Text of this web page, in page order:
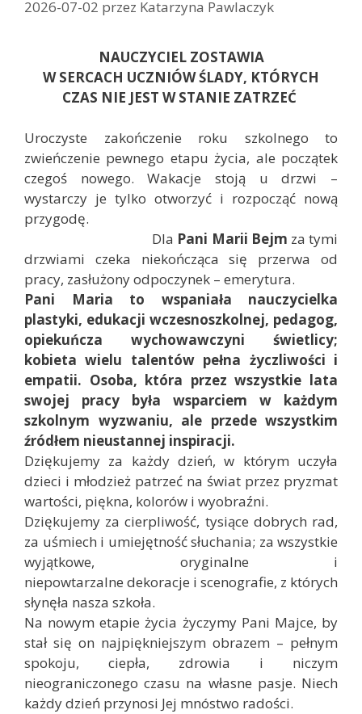
2026-07-02 przez Katarzyna Pawlaczyk
NAUCZYCIEL ZOSTAWIA
W SERCACH UCZNIÓW ŚLADY, KTÓRYCH
CZAS NIE JEST W STANIE ZATRZEĆ
Uroczyste zakończenie roku szkolnego to
zwieńczenie pewnego etapu życia, ale początek
czegoś nowego. Wakacje stoją u drzwi –
wystarczy je tylko otworzyć i rozpocząć nową
przygodę.
Dla Pani Marii Bejm za tymi
drzwiami czeka niekończąca się przerwa od
pracy, zasłużony odpoczynek – emerytura.
Pani Maria to wspaniała nauczycielka
plastyki, edukacji wczesnoszkolnej, pedagog,
opiekuńcza wychowawczyni świetlicy;
kobieta wielu talentów pełna życzliwości i
empatii. Osoba, która przez wszystkie lata
swojej pracy była wsparciem w każdym
szkolnym wyzwaniu, ale przede wszystkim
źródłem nieustannej inspiracji.
Dziękujemy za każdy dzień, w którym uczyła
dzieci i młodzież patrzeć na świat przez pryzmat
wartości, piękna, kolorów i wyobraźni.
Dziękujemy za cierpliwość, tysiące dobrych rad,
za uśmiech i umiejętność słuchania; za wszystkie
wyjątkowe, oryginalne i
niepowtarzalne dekoracje i scenografie, z których
słynęła nasza szkoła.
Na nowym etapie życia życzymy Pani Majce, by
stał się on najpiękniejszym obrazem – pełnym
spokoju, ciepła, zdrowia i niczym
nieograniczonego czasu na własne pasje. Niech
każdy dzień przynosi Jej mnóstwo radości.